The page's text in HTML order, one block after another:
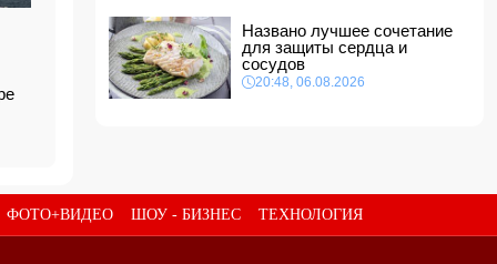
России «со всех сторон»
11:34, 08.08.2026
Названо лучшее сочетание
для защиты сердца и
сосудов
20:48, 06.08.2026
ФОТО+ВИДЕО ШОУ - БИЗНЕС ТЕХНОЛОГИЯ